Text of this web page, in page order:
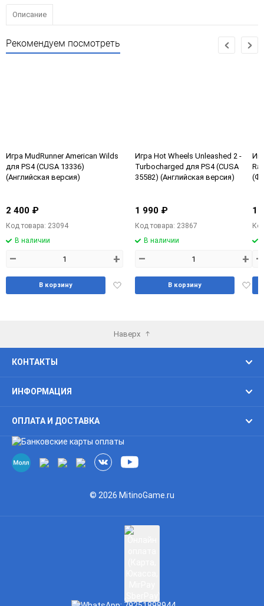
Описание
Рекомендуем посмотреть
Игра MudRunner American Wilds
для PS4 (CUSA 13336)
(Английская версия)
2 400 ₽
Код товара: 23094
В наличии
– +
Добавить
В корзину
Игра Hot Wheels Unleashed 2 -
Turbocharged для PS4 (CUSA
35582) (Английская версия)
1 990 ₽
Код товара: 23867
В наличии
– +
В корзину
1
–
Наверх
КОНТАКТЫ
ИНФОРМАЦИЯ
ОПЛАТА И ДОСТАВКА
© 2026 MitinoGame.ru